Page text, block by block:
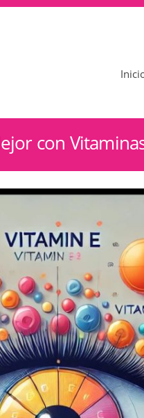
con